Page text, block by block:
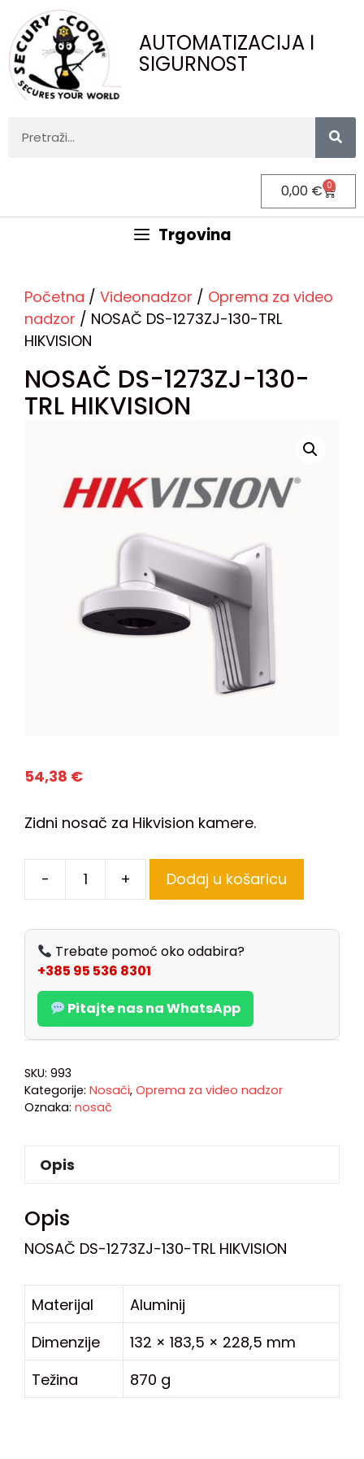
AUTOMATIZACIJA I
SIGURNOST
0,00 € 0
Trgovina
Početna / Videonadzor / Oprema za video
nadzor / NOSAČ DS-1273ZJ-130-TRL
HIKVISION
NOSAČ DS-1273ZJ-130-
TRL HIKVISION
54,38 €
Zidni nosač za Hikvision kamere.
- + Dodaj u košaricu
Trebate pomoć oko odabira?
+385 95 536 8301
Pitajte nas na WhatsApp
SKU: 993
Kategorije: Nosači, Oprema za video nadzor
Oznaka: nosač
Opis
Opis
NOSAČ DS-1273ZJ-130-TRL HIKVISION
Materijal
Aluminij
Dimenzije
132 × 183,5 × 228,5 mm
Težina
870 g